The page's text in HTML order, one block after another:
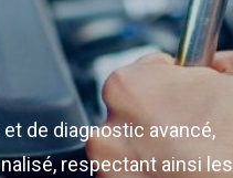
de diagnostic avancé,
respectant ainsi les